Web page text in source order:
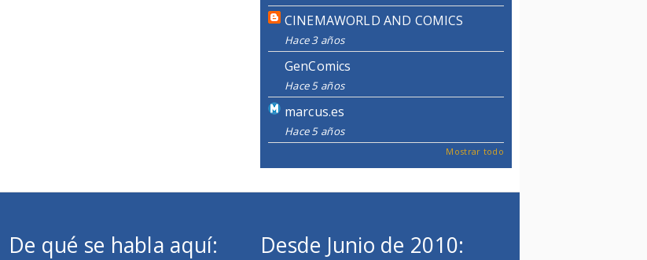
CINEMAWORLD AND COMICS
Hace 3 años
GenComics
Hace 5 años
marcus.es
Hace 5 años
Mostrar todo
De qué se habla aquí: Desde Junio de 2010: